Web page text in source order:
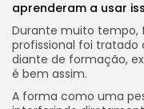
aprenderam a usar
Durante muito tempo,
profissional foi tratado
diante de formação,
é bem assim.
A forma como uma